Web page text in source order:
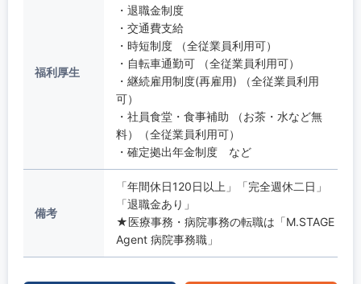
福利厚生
・退職金制度
・交通費支給
・時短制度 （全従業員利用可）
・自転車通勤可 （全従業員利用可）
・継続雇用制度(再雇用) （全従業員利用
可）
・社員食堂・食事補助 （お茶・水など無
料）（全従業員利用可）
・確定拠出年金制度 など
備考
「年間休日120日以上」「完全週休二日」
「退職金あり」
★医療事務・病院事務の転職は「M.STAGE
Agent 病院事務職」